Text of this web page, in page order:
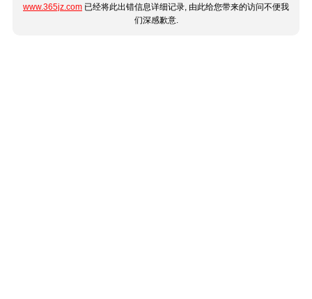
www.365jz.com 已经将此出错信息详细记录, 由此给您带来的访问不便我
们深感歉意.